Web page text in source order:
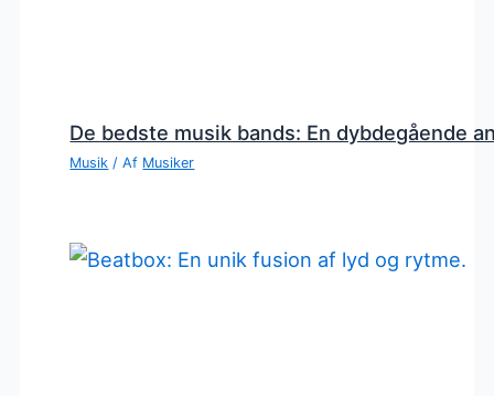
De bedste musik bands: En dybdegående
Musik / Af Musiker